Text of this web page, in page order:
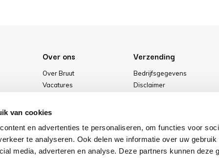
van cookies
en advertenties te personaliseren, om functies voor
te analyseren. Ook delen we informatie over uw
media, adverteren en analyse. Deze partners kunnen deze
Over ons
Over Bruut
Vacatures
Onze winkel
Verzending
Bedrijfsgegevens
Disclaimer